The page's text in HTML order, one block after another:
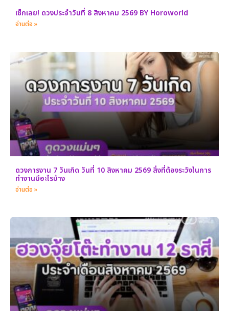
เช็กเลย! ดวงประจำวันที่ 8 สิงหาคม 2569 BY Horoworld
อ่านต่อ »
ดวงการงาน 7 วันเกิด วันที่ 10 สิงหาคม 2569 สิ่งที่ต้องระวังในการ
ทำงานมีอะไรบ้าง
อ่านต่อ »